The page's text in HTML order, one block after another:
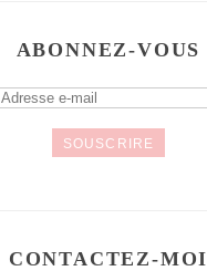
ABONNEZ-VOUS
Adresse
CONTACTEZ-MOI